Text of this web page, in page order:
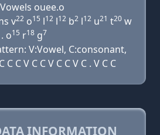
ouee.o
v22 o15 l12 l12 b2 l12 u21 t20 w
. o15 r18 g7
V:Vowel, C:consonant,
C V C C V C C V C . V C C
INFORMATION